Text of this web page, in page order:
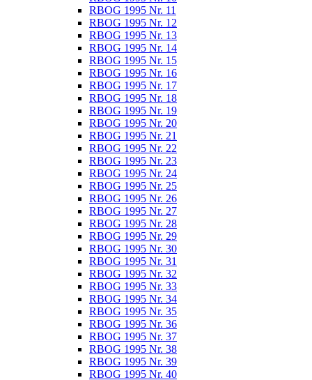
RBOG 1995 Nr. 11
RBOG 1995 Nr. 12
RBOG 1995 Nr. 13
RBOG 1995 Nr. 14
RBOG 1995 Nr. 15
RBOG 1995 Nr. 16
RBOG 1995 Nr. 17
RBOG 1995 Nr. 18
RBOG 1995 Nr. 19
RBOG 1995 Nr. 20
RBOG 1995 Nr. 21
RBOG 1995 Nr. 22
RBOG 1995 Nr. 23
RBOG 1995 Nr. 24
RBOG 1995 Nr. 25
RBOG 1995 Nr. 26
RBOG 1995 Nr. 27
RBOG 1995 Nr. 28
RBOG 1995 Nr. 29
RBOG 1995 Nr. 30
RBOG 1995 Nr. 31
RBOG 1995 Nr. 32
RBOG 1995 Nr. 33
RBOG 1995 Nr. 34
RBOG 1995 Nr. 35
RBOG 1995 Nr. 36
RBOG 1995 Nr. 37
RBOG 1995 Nr. 38
RBOG 1995 Nr. 39
RBOG 1995 Nr. 40